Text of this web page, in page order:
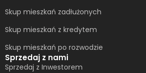
Skup mieszkań zadłużonych
Skup mieszkań z kredytem
Skup mieszkań po rozwodzie
Sprzedaj z nami
Sprzedaj z Inwestorem